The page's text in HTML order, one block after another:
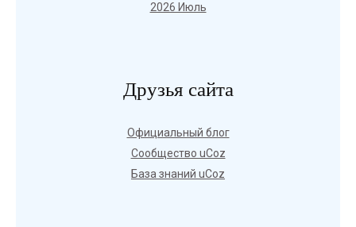
2026 Июль
Друзья сайта
Официальный блог
Сообщество uCoz
База знаний uCoz